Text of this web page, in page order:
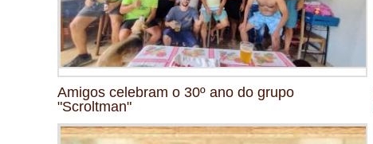
Amigos celebram o 30º ano do grupo
"Scroltman"